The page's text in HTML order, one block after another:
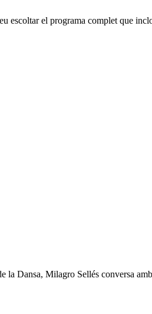
escoltar el programa complet que
Dansa, Milagro Sellés conversa